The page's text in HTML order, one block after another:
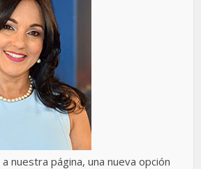
nuestra página, una nueva opción